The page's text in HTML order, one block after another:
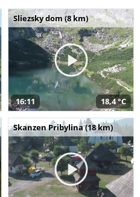
Sliezsky dom (8 km)
16:11 18,4 °C
Skanzen Pribylina (18 km)